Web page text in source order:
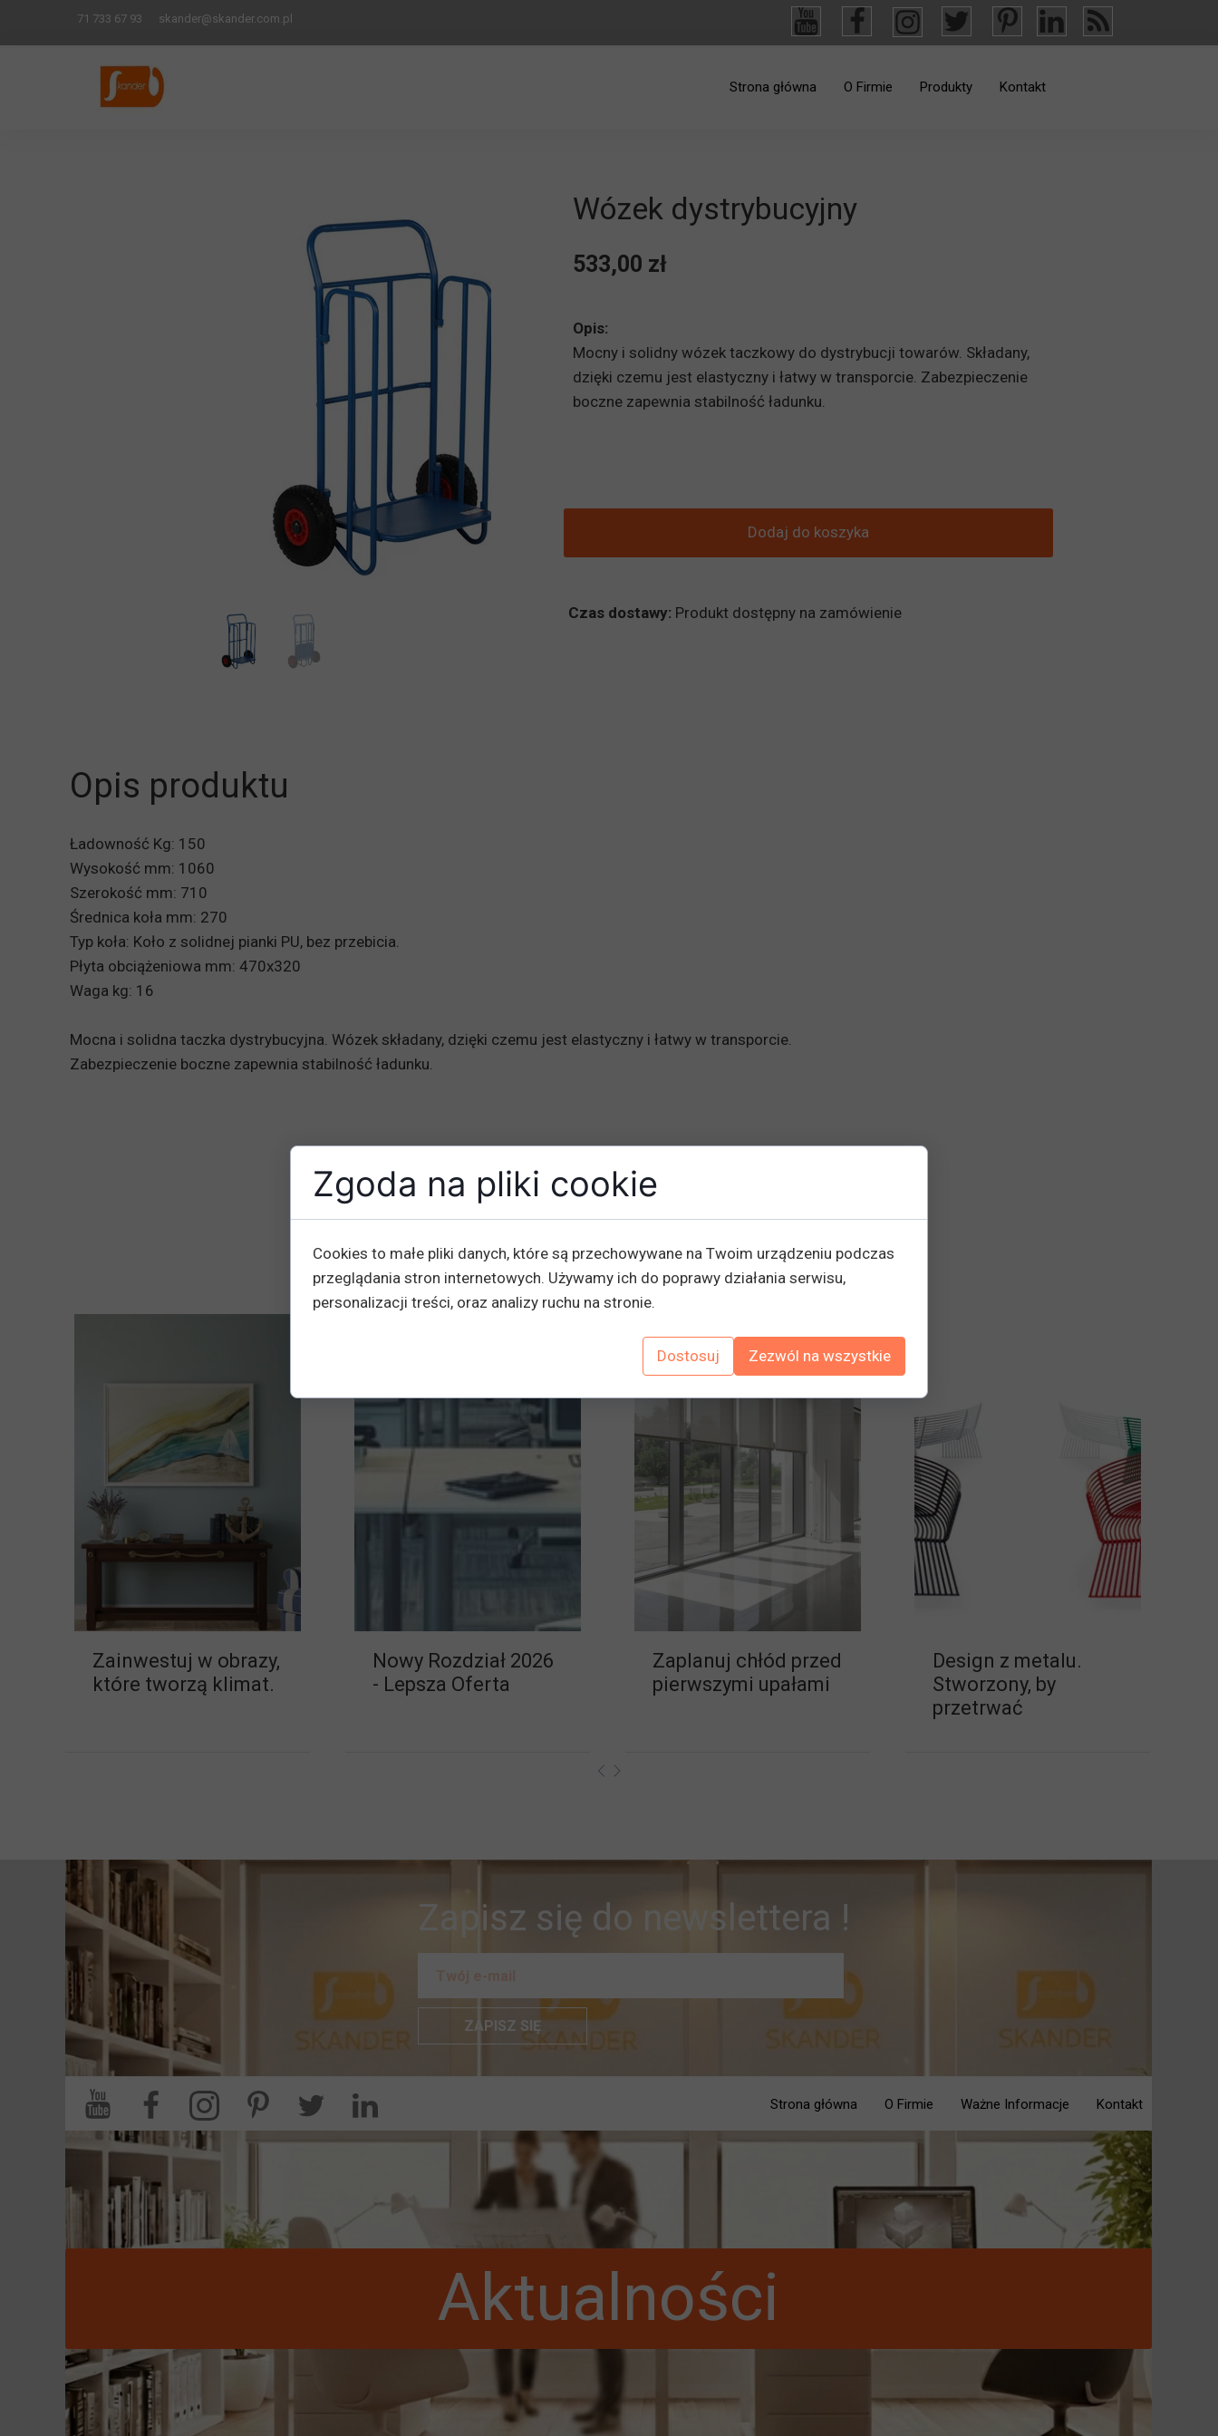
71 733 67 93 skander@skander.com.pl
Strona główna O Firmie Produkty
Meble metalowe
Wycieraczki, Maty
Kontakt
Wózek dystrybucyjny
533,00 zł
Opis:
Mocny i solidny wózek taczkowy do dystrybucji towarów. Składany,
dzięki czemu jest elastyczny i łatwy w transporcie. Zabezpieczenie
boczne zapewnia stabilność ładunku.
Dodaj do koszyka
Czas dostawy: Produkt dostępny na zamówienie
Opis produktu
Ładowność Kg: 150
Wysokość mm: 1060
Szerokość mm: 710
Średnica koła mm: 270
Typ koła: Koło z solidnej pianki PU, bez przebicia.
Płyta obciążeniowa mm: 470x320
Waga kg: 16
Mocna i solidna taczka dystrybucyjna. Wózek składany, dzięki czemu jest elastyczny i łatwy w transporcie.
Zabezpieczenie boczne zapewnia stabilność ładunku.
Dowiedz się więcej
Zainwestuj w obrazy,
które tworzą klimat.
Nowy Rozdział 2026
- Lepsza Oferta
Zaplanuj chłód przed
pierwszymi upałami
Design z metalu.
Stworzony, by
przetrwać
Aktualności
Zapisz się do newslettera !
Strona główna O Firmie Ważne Informacje Kontakt
ZAPISZ SIĘ
Zgoda na pliki cookie
Cookies to małe pliki danych, które są przechowywane na Twoim urządzeniu podczas
przeglądania stron internetowych. Używamy ich do poprawy działania serwisu,
personalizacji treści, oraz analizy ruchu na stronie.
Dostosuj Zezwól na wszystkie